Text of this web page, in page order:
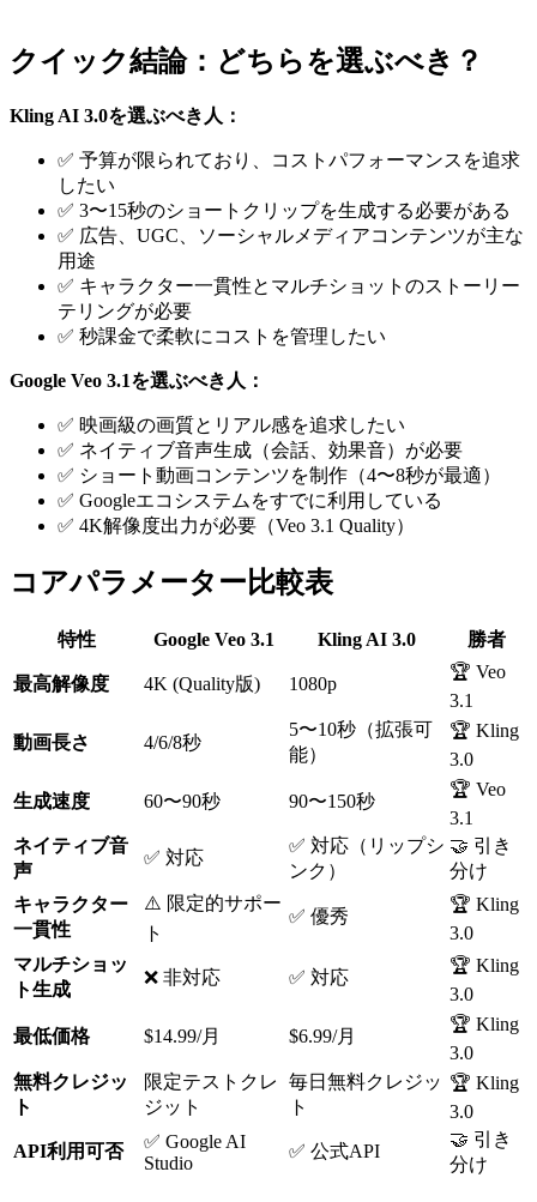
クイック結論：どちらを選ぶべき？
Kling AI 3.0を選ぶべき人：
✅ 予算が限られており、コストパフォーマンスを追求
したい
✅ 3〜15秒のショートクリップを生成する必要がある
✅ 広告、UGC、ソーシャルメディアコンテンツが主な
用途
✅ キャラクター一貫性とマルチショットのストーリー
テリングが必要
✅ 秒課金で柔軟にコストを管理したい
Google Veo 3.1を選ぶべき人：
✅ 映画級の画質とリアル感を追求したい
✅ ネイティブ音声生成（会話、効果音）が必要
✅ ショート動画コンテンツを制作（4〜8秒が最適）
✅ Googleエコシステムをすでに利用している
✅ 4K解像度出力が必要（Veo 3.1 Quality）
コアパラメーター比較表
特性 Google Veo 3.1 Kling AI 3.0 勝者
最高解像度 4K (Quality版) 1080p
🏆 Veo
3.1
動画長さ 4/6/8秒
5〜10秒（拡張可
能）
🏆 Kling
3.0
生成速度 60〜90秒 90〜150秒
🏆 Veo
3.1
ネイティブ音
声
✅ 対応
✅ 対応（リップシ
ンク）
🤝 引き
分け
キャラクター
一貫性
⚠️ 限定的サポー
ト
✅ 優秀
🏆 Kling
3.0
マルチショッ
ト生成
❌ 非対応 ✅ 対応
🏆 Kling
3.0
最低価格 $14.99/月 $6.99/月
🏆 Kling
3.0
無料クレジッ
ト
限定テストクレ
ジット
毎日無料クレジッ
ト
🏆 Kling
3.0
API利用可否
✅ Google AI
Studio
✅ 公式API
🤝 引き
分け